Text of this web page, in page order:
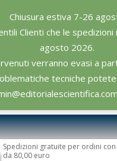
Chiusura estiva 7-26
Clienti che le
agosto 2026.
verranno evasi a
tecniche
Spedizioni gratuite per ordini
da 80,00 euro